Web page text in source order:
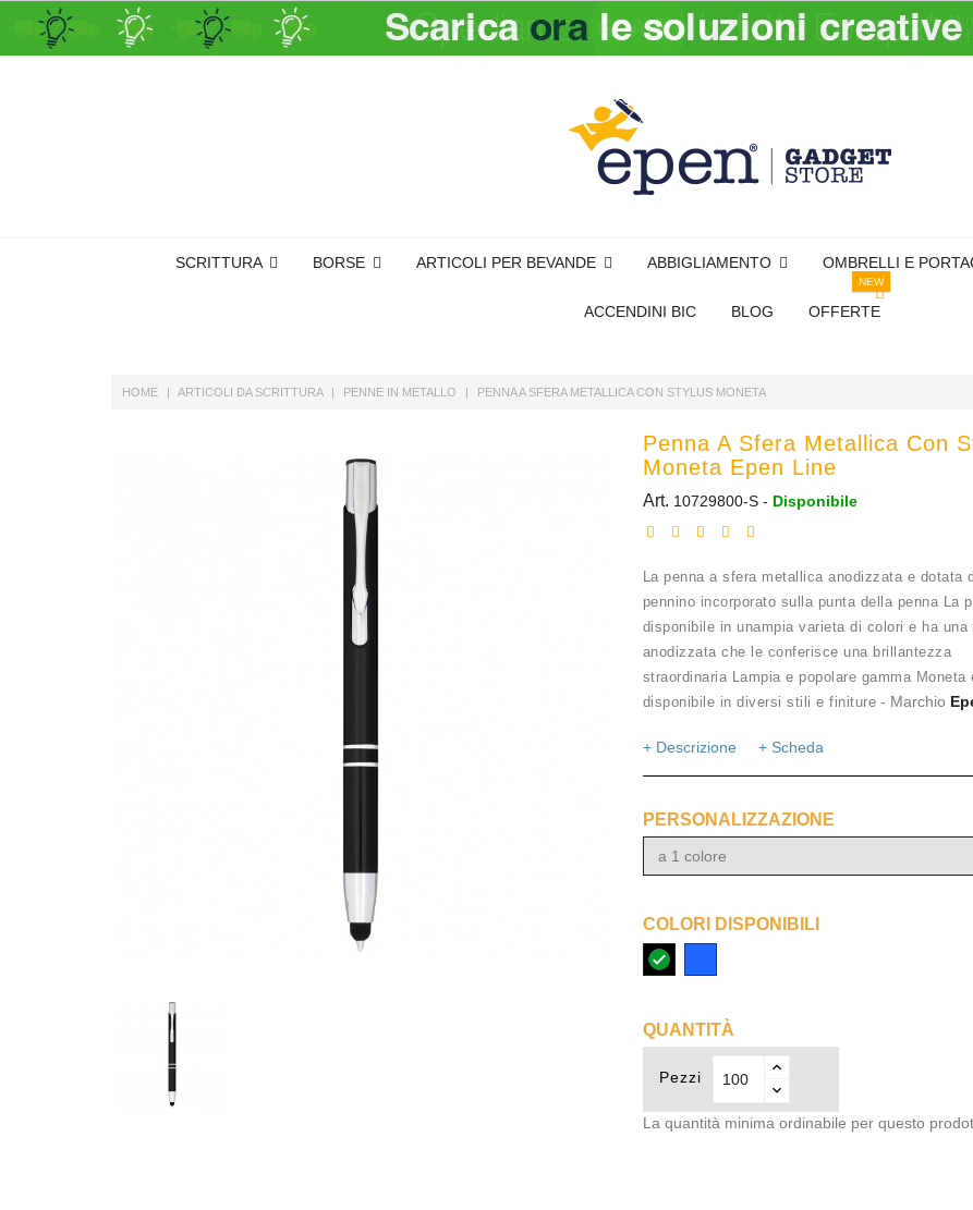
SCRITTURA BORSE ARTICOLI PER BEVANDE ABBIGLIAMENTO OMBRELLI E
ACCENDINI BIC BLOG OFFERTE
NEW
HOME ARTICOLI DA SCRITTURA PENNE IN METALLO PENNA A SFERA METALLICA CON STYLUS MONETA
Penna A Sfera Metallica Con
Moneta Epen Line
Art. 10729800-S - Disponibile
La penna a sfera metallica anodizzata e dotata
pennino incorporato sulla punta della penna La
disponibile in unampia varieta di colori e ha una
anodizzata che le conferisce una brillantezza
straordinaria Lampia e popolare gamma Moneta
disponibile in diversi stili e finiture - Marchio
+ Descrizione + Scheda
PERSONALIZZAZIONE
a 1 colore
COLORI DISPONIBILI
nero
royal
QUANTITÀ
Pezzi
La quantità minima ordinabile per questo